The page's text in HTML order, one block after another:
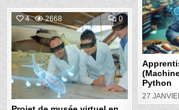
in
Python
27
4 2668 0COMMENT
ON
PROJET
DE
MUSÉE
VIRTUEL
EN
UTILISANT
LA
RÉALITÉ
MIXTE
Posted
in